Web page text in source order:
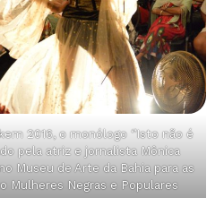
2016, o monólogo ‘’Isto não é
pela atriz e jornalista Mônica
Museu de Arte da Bahia para as
Mulheres Negras e Populares